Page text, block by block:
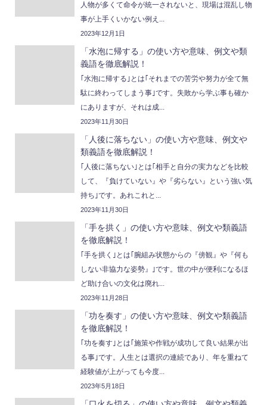
人物が多くて命令が統一されないと、現場は混乱し物
事が上手くいかない例え...
2023年12月1日
「水泡に帰する」の使い方や意味、例文や類
義語を徹底解説！
｢水泡に帰する｣とは｢それまでの苦労や努力が全て無
駄に終わってしまう事｣です。失敗から学ぶ事も確か
にありますが、それは成...
2023年11月30日
「人後に落ちない」の使い方や意味、例文や
類義語を徹底解説！
｢人後に落ちない｣とは｢相手と自分の実力などを比較
して、『負けていない』や『劣らない』という強い気
持ち｣です。あれこれと...
2023年11月30日
「手を拱く」の使い方や意味、例文や類義語
を徹底解説！
｢手を拱く｣とは｢腕組み状態からの『傍観』や『何も
しない非協力な姿勢』｣です。世の中が便利になるほ
ど助け合いの文化は廃れ...
2023年11月28日
「功を奏す」の使い方や意味、例文や類義語
を徹底解説！
｢功を奏す｣とは｢施策や作戦が成功して良い結果が出
る事｣です。人生とは選択の連続であり、年を重ねて
経験値が上がっても今度...
2023年5月18日